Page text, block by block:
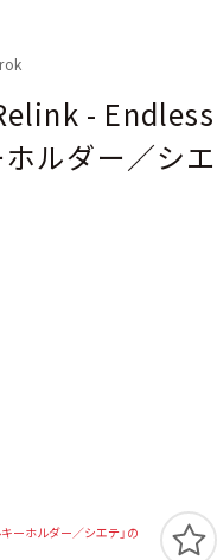
- Endless
ルダー／シエ
ーホルダー／シエテ」の